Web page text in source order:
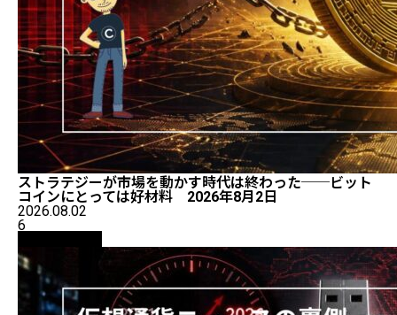
ストラテジーが市場を動かす時代は終わった──ビット
コインにとっては好材料 2026年8月2日
2026.08.02
6